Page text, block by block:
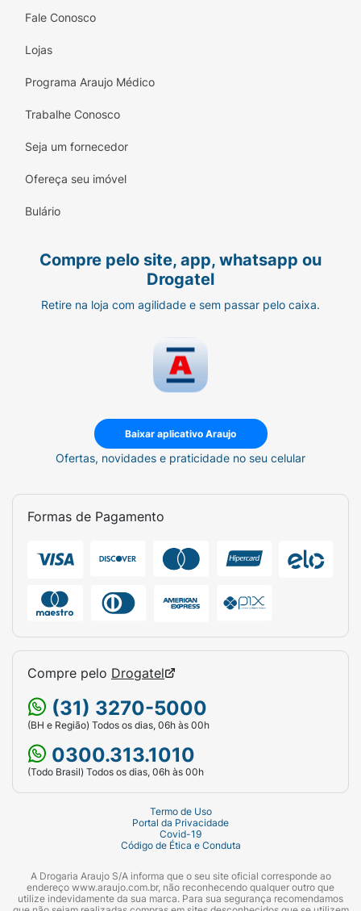
Fale Conosco
Lojas
Programa Araujo Médico
Trabalhe Conosco
Seja um fornecedor
Ofereça seu imóvel
Bulário
Compre pelo site, app, whatsapp ou
Drogatel
Retire na loja com agilidade e sem passar pelo caixa.
Baixar aplicativo Araujo
Ofertas, novidades e praticidade no seu celular
Formas de Pagamento
Compre pelo Drogatel
(31) 3270-5000
(BH e Região) Todos os dias, 06h às 00h
0300.313.1010
(Todo Brasil) Todos os dias, 06h às 00h
Termo de Uso
Portal da Privacidade
Covid-19
Código de Ética e Conduta
A Drogaria Araujo S/A informa que o seu site oficial corresponde ao
endereço www.araujo.com.br, não reconhecendo qualquer outro que
utilize indevidamente da sua marca. Para sua segurança recomendamos